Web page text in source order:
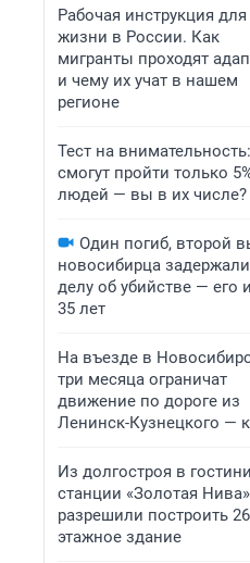
Рабочая инструкция для
жизни в России. Как
мигранты проходят
и чему их учат в нашем
регионе
Тест на
смогут пройти только
людей — вы в их числе?
Один погиб, второй
новосибирца
делу об убийстве — его
35 лет
На въезде в
три месяца ограничат
движение по дороге из
Ленинск-Кузнецкого —
Из долгостроя в
станции «Золотая Нива»
разрешили построить
этажное здание